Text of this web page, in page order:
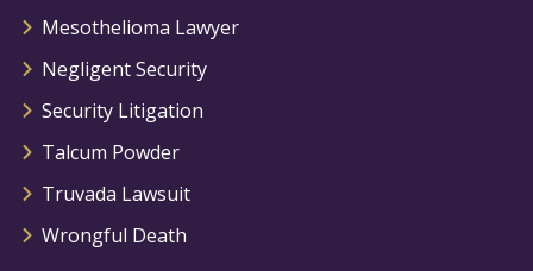
Mesothelioma Lawyer
Negligent Security
Security Litigation
Talcum Powder
Truvada Lawsuit
Wrongful Death